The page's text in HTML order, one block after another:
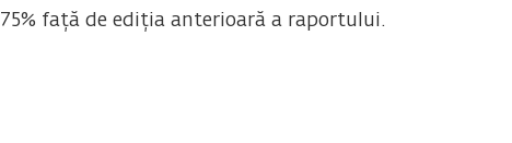
față de ediția anterioară a raportului.